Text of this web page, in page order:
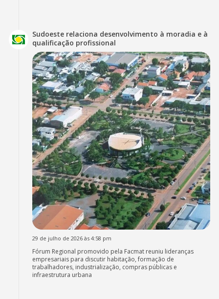
Sudoeste relaciona desenvolvimento à moradia e à
qualificação profissional
29 de julho de 2026 às 4:58 pm
Fórum Regional promovido pela Facmat reuniu lideranças
empresariais para discutir habitação, formação de
trabalhadores, industrialização, compras públicas e
infraestrutura urbana